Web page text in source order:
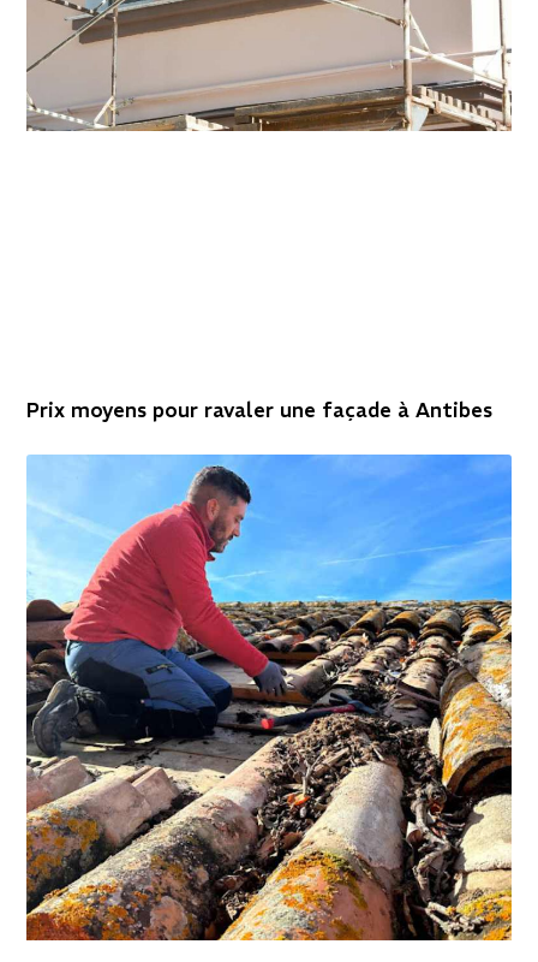
Prix moyens pour ravaler une façade à Antibes